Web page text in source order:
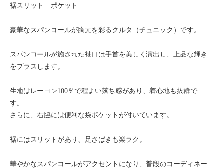
裾スリット ポケット
豪華なスパンコールが胸元を彩るクルタ（チュニック）です。
スパンコールが施された袖口は手首を美しく演出し、上品な輝き
をプラスします。
生地はレーヨン100％で程よい落ち感があり、着心地も抜群で
す。
さらに、右脇には便利な袋ポケットが付いています。
裾にはスリットがあり、足さばきも楽ラク。
華やかなスパンコールがアクセントになり、普段のコーディネー